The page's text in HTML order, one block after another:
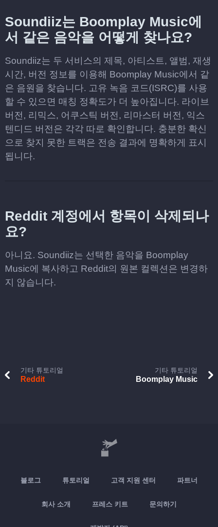
Soundiiz는 Boomplay Music에
서 같은 음악을 어떻게 찾나요?
Soundiiz는 두 서비스의 제목, 아티스트, 앨범, 재생
시간, 버전 정보를 이용해 Boomplay Music에서 같
은 음원을 찾습니다. 고유 녹음 코드(ISRC)를 사용
할 수 있으면 매칭 정확도가 더 높아집니다. 라이브
버전, 리믹스, 어쿠스틱 버전, 리마스터 버전, 익스
텐디드 버전은 각각 따로 확인합니다. 충분한 확신
으로 찾지 못한 트랙은 전송 결과에 명확하게 표시
됩니다.
Reddit 계정에서 항목이 삭제되나
요?
아니요. Soundiiz는 선택한 음악을 Boomplay
Music에 복사하고 Reddit의 원본 컬렉션은 변경하
지 않습니다.
기타 튜토리얼
Reddit
기타 튜토리얼
Boomplay Music
블로그 튜토리얼 고객 지원 센터 파트너
회사 소개 프레스 키트 문의하기